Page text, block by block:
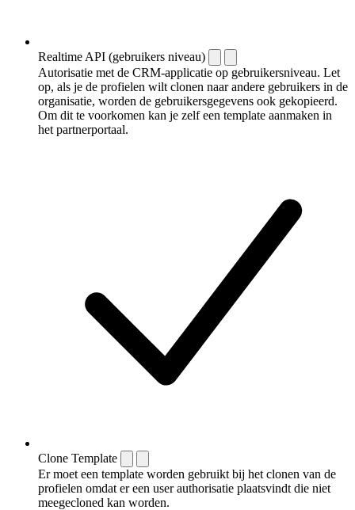
Realtime API (gebruikers niveau)
Autorisatie met de CRM-applicatie op gebruikersniveau. Let
op, als je de profielen wilt clonen naar andere gebruikers in de
organisatie, worden de gebruikersgegevens ook gekopieerd.
Om dit te voorkomen kan je zelf een template aanmaken in
het partnerportaal.
Clone Template
Er moet een template worden gebruikt bij het clonen van de
profielen omdat er een user authorisatie plaatsvindt die niet
meegecloned kan worden.